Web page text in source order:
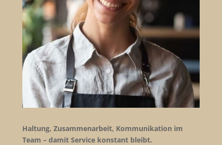
Haltung, Zusammenarbeit, Kommunikation im
Team – damit Service konstant bleibt.